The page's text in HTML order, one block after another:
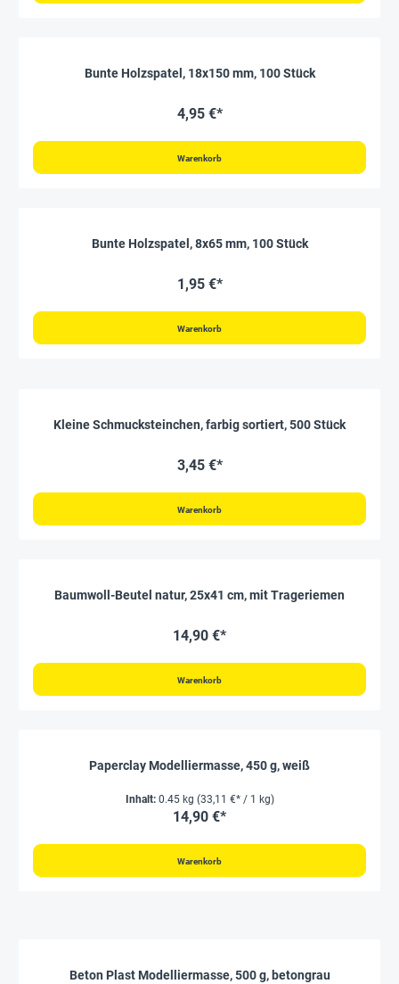
Bunte Holzspatel, 18x150 mm, 100 Stück
4,95 €*
Warenkorb
Bunte Holzspatel, 8x65 mm, 100 Stück
1,95 €*
Warenkorb
Kleine Schmucksteinchen, farbig sortiert, 500 Stück
3,45 €*
Warenkorb
Baumwoll-Beutel natur, 25x41 cm, mit Trageriemen
14,90 €*
Warenkorb
Paperclay Modelliermasse, 450 g, weiß
Inhalt: 0.45 kg (33,11 €* / 1 kg)
14,90 €*
Warenkorb
Beton Plast Modelliermasse, 500 g, betongrau